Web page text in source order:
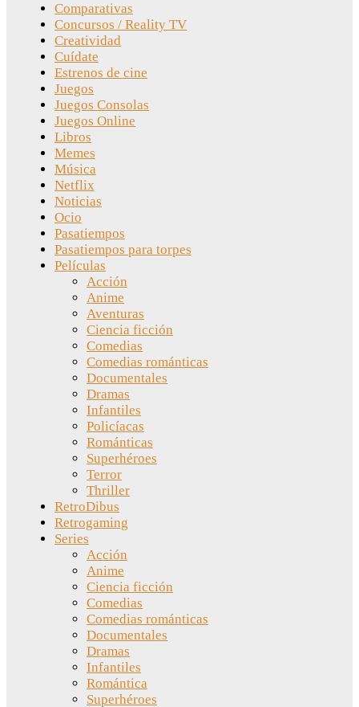
Comparativas
Concursos / Reality TV
Creatividad
Cuídate
Estrenos de cine
Juegos
Juegos Consolas
Juegos Online
Libros
Memes
Música
Netflix
Noticias
Ocio
Pasatiempos
Pasatiempos para torpes
Películas
Acción
Anime
Aventuras
Ciencia ficción
Comedias
Comedias románticas
Documentales
Dramas
Infantiles
Policíacas
Románticas
Superhéroes
Terror
Thriller
RetroDibus
Retrogaming
Series
Acción
Anime
Ciencia ficción
Comedias
Comedias románticas
Documentales
Dramas
Infantiles
Romántica
Superhéroes